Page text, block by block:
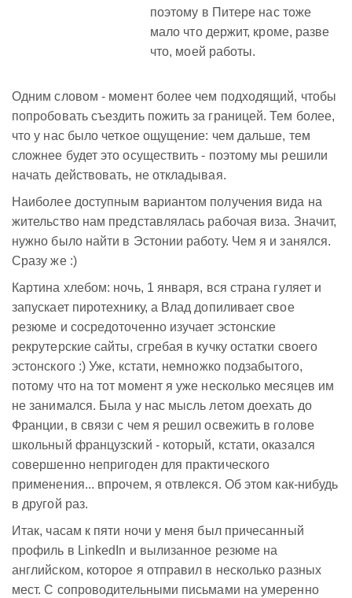
поэтому в Питере нас тоже
мало что держит, кроме, разве
что, моей работы.
Одним словом - момент более чем подходящий, чтобы
попробовать съездить пожить за границей. Тем более,
что у нас было четкое ощущение: чем дальше, тем
сложнее будет это осуществить - поэтому мы решили
начать действовать, не откладывая.
Наиболее доступным вариантом получения вида на
жительство нам представлялась рабочая виза. Значит,
нужно было найти в Эстонии работу. Чем я и занялся.
Сразу же :)
Картина хлебом: ночь, 1 января, вся страна гуляет и
запускает пиротехнику, а Влад допиливает свое
резюме и сосредоточенно изучает эстонские
рекрутерские сайты, сгребая в кучку остатки своего
эстонского :) Уже, кстати, немножко подзабытого,
потому что на тот момент я уже несколько месяцев им
не занимался. Была у нас мысль летом доехать до
Франции, в связи с чем я решил освежить в голове
школьный французский - который, кстати, оказался
совершенно непригоден для практического
применения... впрочем, я отвлекся. Об этом как-нибудь
в другой раз.
Итак, часам к пяти ночи у меня был причесанный
профиль в LinkedIn и вылизанное резюме на
английском, которое я отправил в несколько разных
мест. С сопроводительными письмами на умеренно